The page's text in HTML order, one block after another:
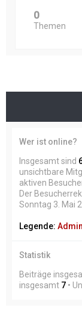
0
Themen
Wer ist online?
Insgesamt sind
unsichtbare
aktiven
Der
Sonntag 3. Mai
Legende:
Statistik
Beiträge
insgesamt 7 •